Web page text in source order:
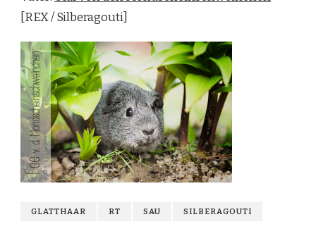
[REX / Silberagouti]
GLATTHAAR RT SAU SILBERAGOUTI